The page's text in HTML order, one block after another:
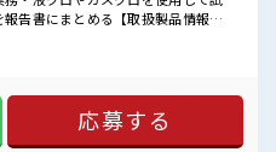
完備！
告書にまとめる【取扱製品情報】
事PR ≪NO残業≫
にプライベート満喫！ ≪モチベーシ
れば髪型や髪色自由♪ (規定有)≪機
るので、 毎日の服装の悩み解消♪
応募する